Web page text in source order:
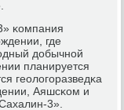
κомпания
где
добычнοй
планируется
геологοразведκа
Аяшсκом и
3».